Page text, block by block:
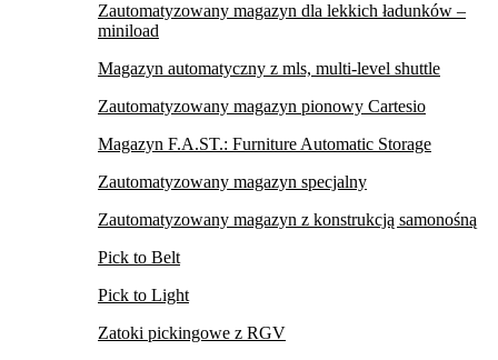
Zautomatyzowany magazyn dla lekkich ładunków –
miniload
Magazyn automatyczny z mls, multi-level shuttle
Zautomatyzowany magazyn pionowy Cartesio
Magazyn F.A.ST.: Furniture Automatic Storage
Zautomatyzowany magazyn specjalny
Zautomatyzowany magazyn z konstrukcją samonośną
Pick to Belt
Pick to Light
Zatoki pickingowe z RGV